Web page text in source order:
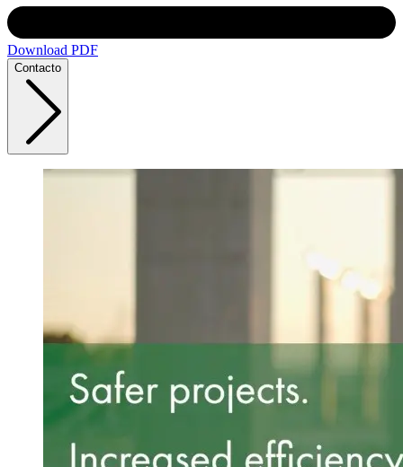
Download PDF
Contacto